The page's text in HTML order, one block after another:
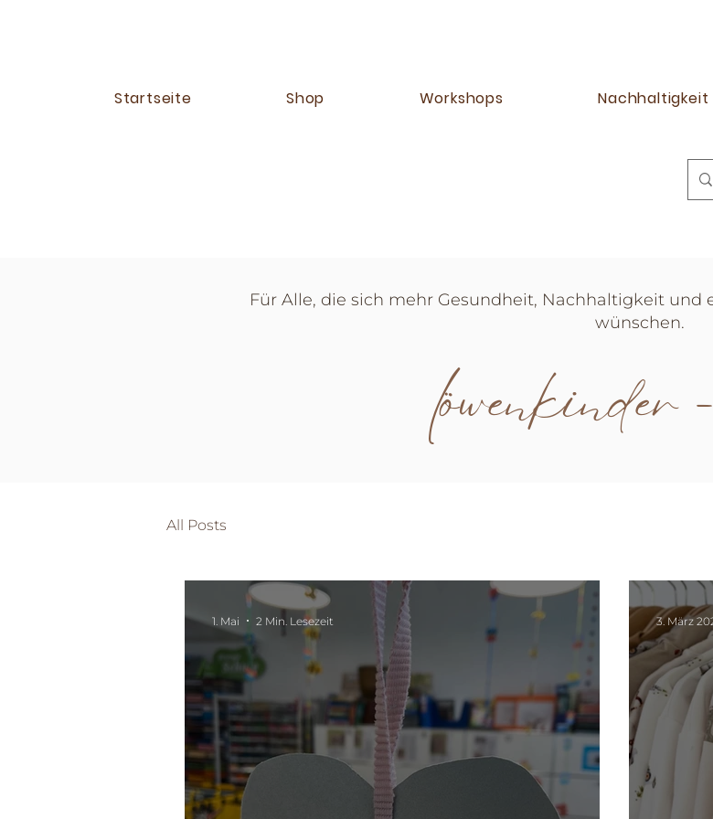
Startseite Shop Workshops Nachhaltigkeit
Für Alle, die sich mehr Gesundheit, Nachhaltigkeit und
wünschen.
All Posts
1. Mai 2 Min. Lesezeit 3. März